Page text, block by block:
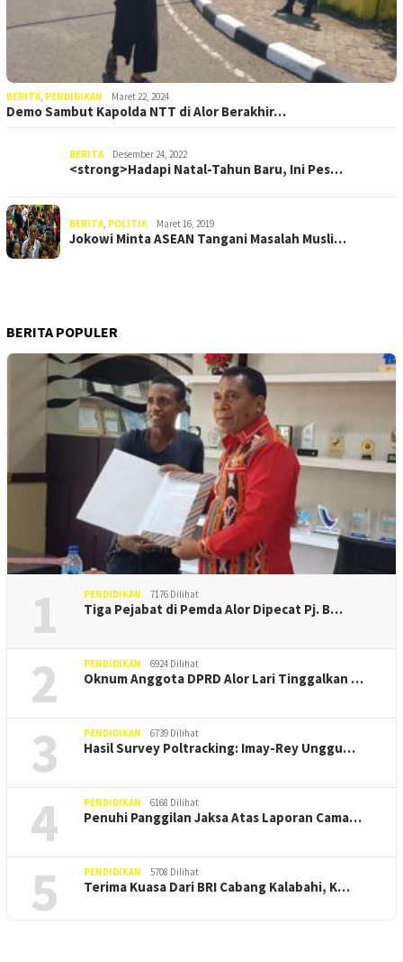
BERITA PENDIDIKAN Maret 22, 2024
Demo Sambut Kapolda NTT di Alor Berakhir…
BERITA Desember 24, 2022
<strong>Hadapi Natal-Tahun Baru, Ini Pes…
BERITA POLITIK Maret 16, 2019
Jokowi Minta ASEAN Tangani Masalah Musli…
BERITA POPULER
1 PENDIDIKAN 7176 Dilihat
Tiga Pejabat di Pemda Alor Dipecat Pj. B…
2 PENDIDIKAN 6924 Dilihat
Oknum Anggota DPRD Alor Lari Tinggalkan …
3 PENDIDIKAN 6739 Dilihat
Hasil Survey Poltracking: Imay-Rey Unggu…
4 PENDIDIKAN 6168 Dilihat
Penuhi Panggilan Jaksa Atas Laporan Cama…
5 PENDIDIKAN 5708 Dilihat
Terima Kuasa Dari BRI Cabang Kalabahi, K…